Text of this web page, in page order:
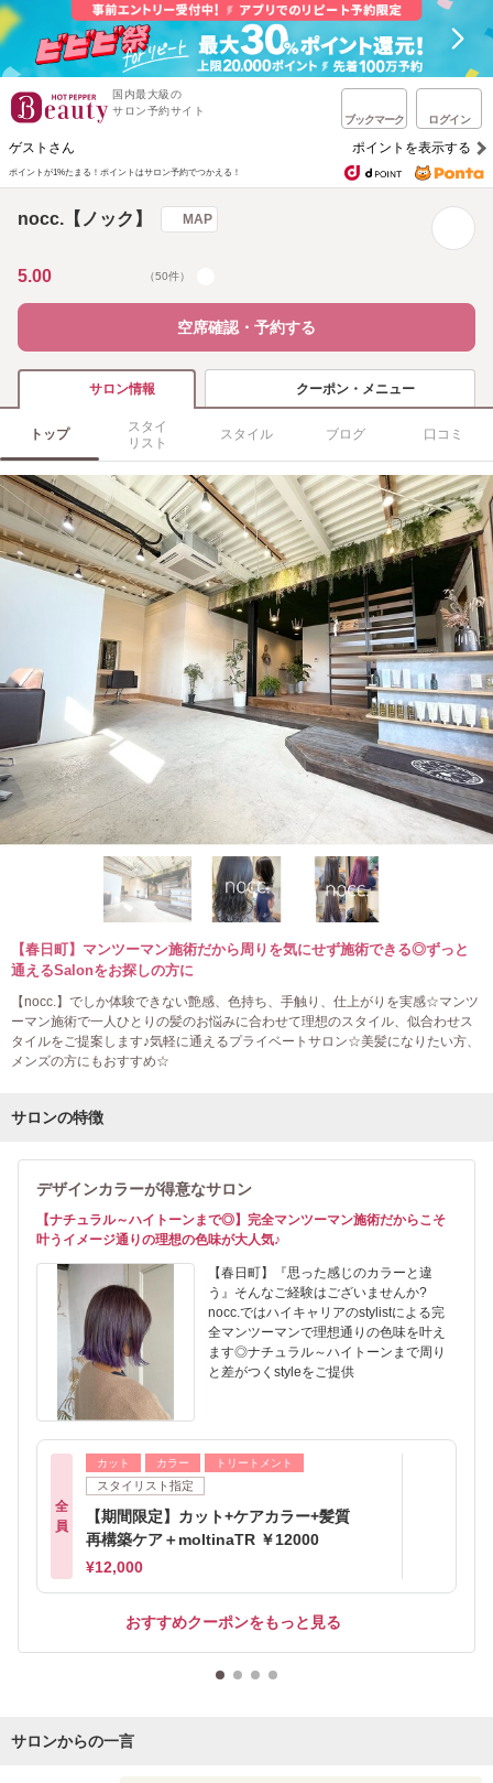
国内最大級の
サロン予約サイト
ブックマーク ログイン
ゲストさん ポイントを表示する
ポイントが1%たまる！ ポイントはサロン予約でつかえる！
nocc.【ノック】 MAP
5.00 （50件）
空席確認・予約する
サロン情報 クーポン・メニュー
トップ
スタイ
リスト
スタイル ブログ 口コミ
【春日町】マンツーマン施術だから周りを気にせず施術できる◎ずっと
通えるSalonをお探しの方に
【nocc.】でしか体験できない艶感、色持ち、手触り、仕上がりを実感☆マンツ
ーマン施術で一人ひとりの髪のお悩みに合わせて理想のスタイル、似合わせス
タイルをご提案します♪気軽に通えるプライベートサロン☆美髪になりたい方、
メンズの方にもおすすめ☆
サロンの特徴
デザインカラーが得意なサロン
【ナチュラル～ハイトーンまで◎】完全マンツーマン施術だからこそ
叶うイメージ通りの理想の色味が大人気♪
【春日町】『思った感じのカラーと違
う』そんなご経験はございませんか?
nocc.ではハイキャリアのstylistによる完
全マンツーマンで理想通りの色味を叶え
ます◎ナチュラル～ハイトーンまで周り
と差がつくstyleをご提供
全
員
カット カラー トリートメント
スタイリスト指定
【期間限定】カット+ケアカラー+髪質
再構築ケア＋moltinaTR ￥12000
¥12,000
おすすめクーポンをもっと見る
サロンからの一言